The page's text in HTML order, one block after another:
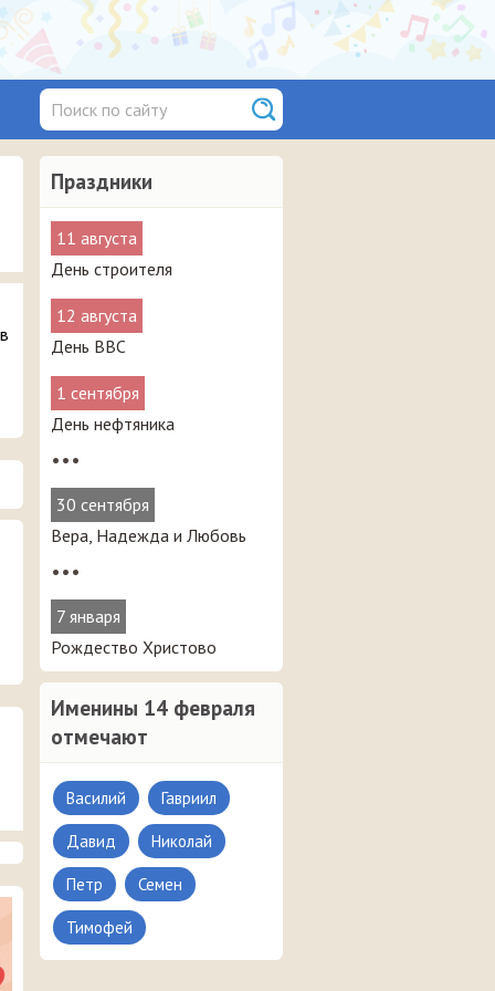
Праздники
11 августа
День строителя
12 августа
День ВВС
1 сентября
День нефтяника
•••
30 сентября
Вера, Надежда и Любовь
•••
7 января
Рождество Христово
Именины 14 февраля
отмечают
Василий Гавриил
Давид Николай
Петр Семен
Тимофей